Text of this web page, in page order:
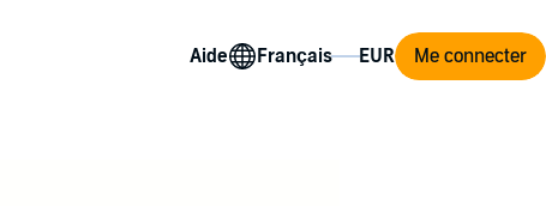
Aide Me connecter